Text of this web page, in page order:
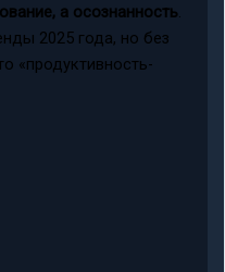
а осознанность.
2025 года, но без
«продуктивность-